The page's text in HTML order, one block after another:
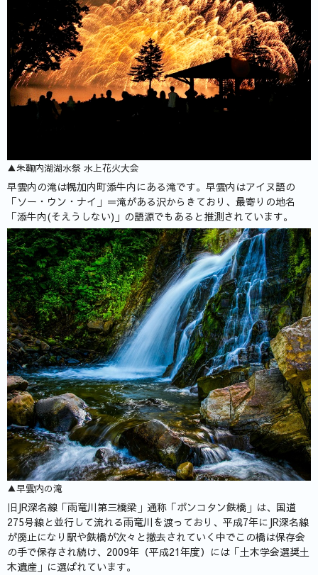
▲朱鞠内湖湖水祭 水上花火大会
早雲内の滝は幌加内町添牛内にある滝です。早雲内はアイヌ語の
「ソー・ウン・ナイ」＝滝がある沢からきており、最寄りの地名
「添牛内(そえうしない)」の語源でもあると推測されています。
▲早雲内の滝
旧JR深名線「雨竜川第三橋梁」通称「ポンコタン鉄橋」は、国道
275号線と並行して流れる雨竜川を渡っており、平成7年にJR深名線
が廃止になり駅や鉄橋が次々と撤去されていく中でこの橋は保存会
の手で保存され続け、2009年（平成21年度）には「土木学会選奨土
木遺産」に選ばれています。